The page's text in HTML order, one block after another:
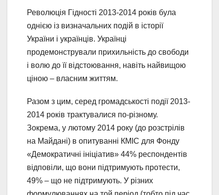
Революція Гідності 2013-2014 років була
однією із визначальних подій в історії
України і українців. Українці
продемонстрували прихильність до свободи
і волю до її відстоювання, навіть найвищою
ціною – власним життям.
Разом з цим, серед громадськості події 2013-
2014 років трактувалися по-різному.
Зокрема, у лютому 2014 року (до розстрілів
на Майдані) в опитуванні КМІС для Фонду
«Демократичні ініціатив» 44% респондентів
відповіли, що вони підтримують протести,
49% – що не підтримують. У різних